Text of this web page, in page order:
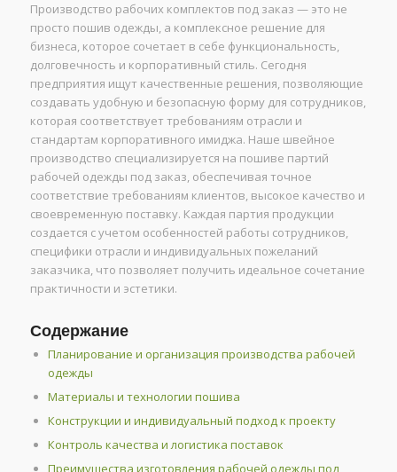
Производство рабочих комплектов под заказ — это не
просто пошив одежды, а комплексное решение для
бизнеса, которое сочетает в себе функциональность,
долговечность и корпоративный стиль. Сегодня
предприятия ищут качественные решения, позволяющие
создавать удобную и безопасную форму для сотрудников,
которая соответствует требованиям отрасли и
стандартам корпоративного имиджа. Наше швейное
производство специализируется на пошиве партий
рабочей одежды под заказ, обеспечивая точное
соответствие требованиям клиентов, высокое качество и
своевременную поставку. Каждая партия продукции
создается с учетом особенностей работы сотрудников,
специфики отрасли и индивидуальных пожеланий
заказчика, что позволяет получить идеальное сочетание
практичности и эстетики.
Содержание
Планирование и организация производства рабочей
одежды
Материалы и технологии пошива
Конструкции и индивидуальный подход к проекту
Контроль качества и логистика поставок
Преимущества изготовления рабочей одежды под